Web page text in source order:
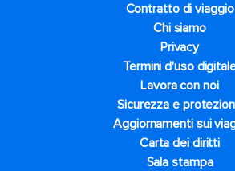
Contratto di viaggio
Chi siamo
Privacy
Termini d'uso
Lavora con noi
Sicurezza e
Aggiornamenti sui
Carta dei diritti
Sala stampa